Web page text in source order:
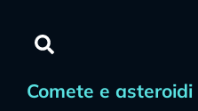
Comete e